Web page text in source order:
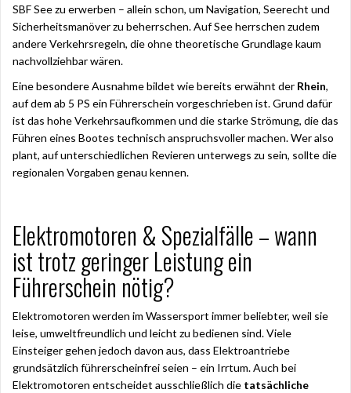
SBF See zu erwerben – allein schon, um Navigation, Seerecht und
Sicherheitsmanöver zu beherrschen. Auf See herrschen zudem
andere Verkehrsregeln, die ohne theoretische Grundlage kaum
nachvollziehbar wären.
Eine besondere Ausnahme bildet wie bereits erwähnt der Rhein,
auf dem ab 5 PS ein Führerschein vorgeschrieben ist. Grund dafür
ist das hohe Verkehrsaufkommen und die starke Strömung, die das
Führen eines Bootes technisch anspruchsvoller machen. Wer also
plant, auf unterschiedlichen Revieren unterwegs zu sein, sollte die
regionalen Vorgaben genau kennen.
Elektromotoren & Spezialfälle – wann
ist trotz geringer Leistung ein
Führerschein nötig?
Elektromotoren werden im Wassersport immer beliebter, weil sie
leise, umweltfreundlich und leicht zu bedienen sind. Viele
Einsteiger gehen jedoch davon aus, dass Elektroantriebe
grundsätzlich führerscheinfrei seien – ein Irrtum. Auch bei
Elektromotoren entscheidet ausschließlich die tatsächliche